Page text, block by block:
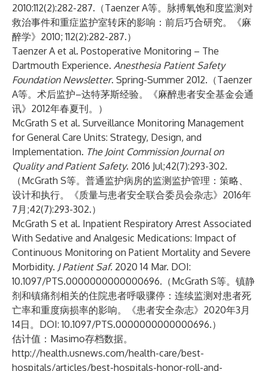
2010:112(2):282-287.（Taenzer A等。脉搏氧饱和度监测对
救治事件和重症监护室转床的影响：前后巧合研究。《麻
醉学》2010; 112(2):282-287.）
Taenzer A et al. Postoperative Monitoring – The
Dartmouth Experience. Anesthesia Patient Safety
Foundation Newsletter. Spring-Summer 2012.（Taenzer
A等。术后监护–达特茅斯经验。《麻醉患者安全基金会通
讯》2012年春夏刊。）
McGrath S et al. Surveillance Monitoring Management
for General Care Units: Strategy, Design, and
Implementation. The Joint Commission Journal on
Quality and Patient Safety. 2016 Jul;42(7):293-302.
（McGrath S等。普通监护病房的监测监护管理：策略、
设计和执行。《质量与患者安全联合委员会杂志》2016年
7月;42(7):293-302.）
McGrath S et al. Inpatient Respiratory Arrest Associated
With Sedative and Analgesic Medications: Impact of
Continuous Monitoring on Patient Mortality and Severe
Morbidity. J Patient Saf. 2020 14 Mar. DOI:
10.1097/PTS.0000000000000696.（McGrath S等。镇静
剂和镇痛剂相关的住院患者呼吸骤停：连续监测对患者死
亡率和重度病损率的影响。《患者安全杂志》2020年3月
14日。DOI: 10.1097/PTS.0000000000000696.）
估计值：Masimo存档数据。
http://health.usnews.com/health-care/best-
hospitals/articles/best-hospitals-honor-roll-and-